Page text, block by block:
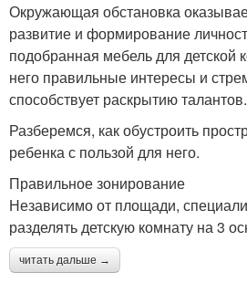
Окружающая обстановка
развитие и формирование
подобранная мебель для детской
него правильные интересы и
способствует раскрытию талантов.
Разберемся, как обустроить
ребенка с пользой для него.
Правильное зонирование
Независимо от площади,
разделять детскую комнату на 3
читать дальше →